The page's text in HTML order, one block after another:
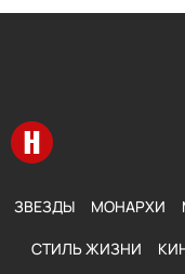
Перейти на главную
ЗВЕЗДЫ МОНАРХИ
СТИЛЬ ЖИЗНИ